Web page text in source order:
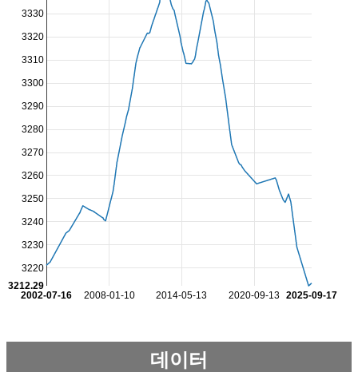
2008-01-10 2014-05-13 2020-09-13
2002-07-16 2025-09-17
3220
3230
3240
3250
3260
3270
3280
3290
3300
3310
3320
3330
3212.29
데이터